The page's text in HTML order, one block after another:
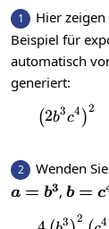
1
Hier
Beispiel für
automatisch
generiert:
(2b3c4 )
2
2 Wenden
a=b^3
a = b3, b = c
3 2 4